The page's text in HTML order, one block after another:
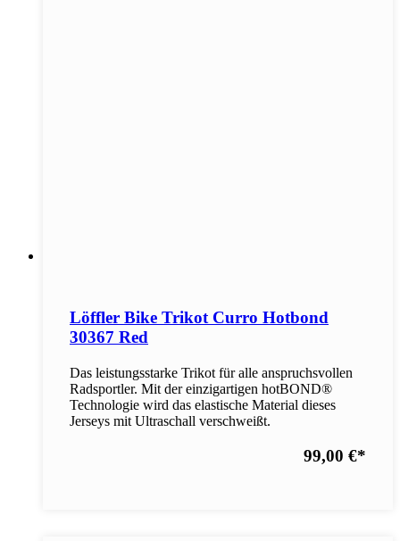
Löffler Bike Trikot Curro Hotbond
30367 Red
Das leistungsstarke Trikot für alle anspruchsvollen
Radsportler. Mit der einzigartigen hotBOND®
Technologie wird das elastische Material dieses
Jerseys mit Ultraschall verschweißt.
99,00 €*